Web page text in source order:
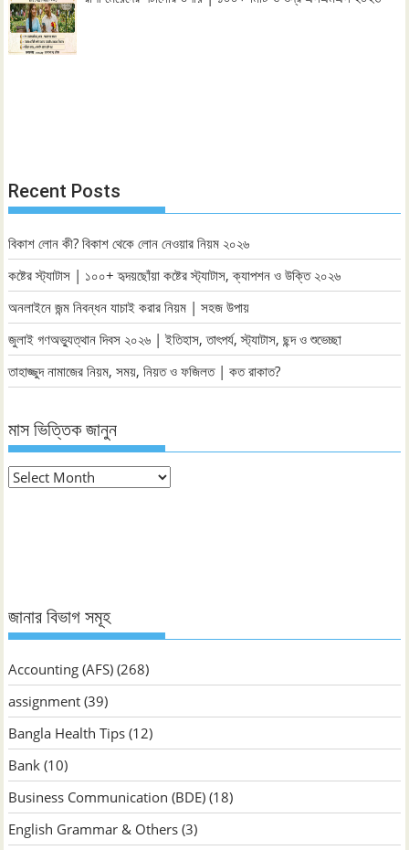
Recent Posts
বিকাশ লোন কী? বিকাশ থেকে লোন নেওয়ার নিয়ম ২০২৬
কষ্টের স্ট্যাটাস | ১০০+ হৃদয়ছোঁয়া কষ্টের স্ট্যাটাস, ক্যাপশন ও উক্তি ২০২৬
অনলাইনে জন্ম নিবন্ধন যাচাই করার নিয়ম | সহজ উপায়
জুলাই গণঅভ্যুত্থান দিবস ২০২৬ | ইতিহাস, তাৎপর্য, স্ট্যাটাস, ছন্দ ও শুভেচ্ছা
তাহাজ্জুদ নামাজের নিয়ম, সময়, নিয়ত ও ফজিলত | কত রাকাত?
মাস ভিত্তিক জানুন
মাস
জানার বিভাগ সমূহ
Accounting (AFS) (268)
assignment (39)
Bangla Health Tips (12)
Bank (10)
Business Communication (BDE) (18)
English Grammar & Others (3)